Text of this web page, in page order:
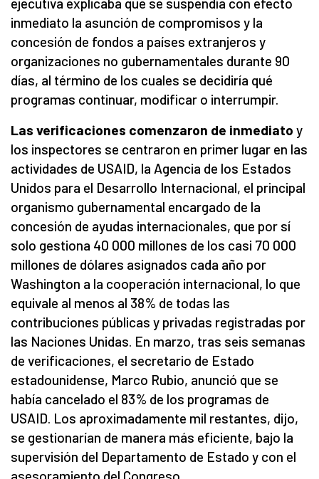
inmediato la asunción de compromisos y la
concesión de fondos a países extranjeros y
organizaciones no gubernamentales durante 90
días, al término de los cuales se decidiría qué
programas continuar, modificar o interrumpir.
Las verificaciones comenzaron de inmediato y
los inspectores se centraron en primer lugar en las
actividades de USAID, la Agencia de los Estados
Unidos para el Desarrollo Internacional, el principal
organismo gubernamental encargado de la
concesión de ayudas internacionales, que por sí
solo gestiona 40 000 millones de los casi 70 000
millones de dólares asignados cada año por
Washington a la cooperación internacional, lo que
equivale al menos al 38% de todas las
contribuciones públicas y privadas registradas por
las Naciones Unidas. En marzo, tras seis semanas
de verificaciones, el secretario de Estado
estadounidense, Marco Rubio, anunció que se
había cancelado el 83% de los programas de
USAID. Los aproximadamente mil restantes, dijo,
se gestionarían de manera más eficiente, bajo la
supervisión del Departamento de Estado y con el
asesoramiento del Congreso.